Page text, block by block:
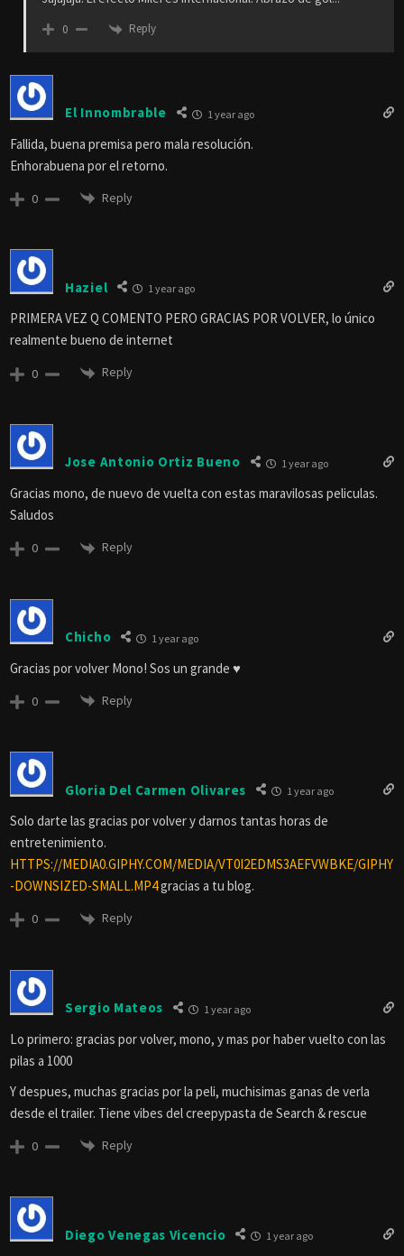
0 Reply
El Innombrable 1 year ago
Fallida, buena premisa pero mala resolución.
Enhorabuena por el retorno.
0 Reply
Haziel 1 year ago
PRIMERA VEZ Q COMENTO PERO GRACIAS POR VOLVER, lo único
realmente bueno de internet
0 Reply
Jose Antonio Ortiz Bueno 1 year ago
Gracias mono, de nuevo de vuelta con estas maravilosas peliculas.
Saludos
0 Reply
Chicho 1 year ago
Gracias por volver Mono! Sos un grande ♥
0 Reply
Gloria Del Carmen Olivares 1 year ago
Solo darte las gracias por volver y darnos tantas horas de
entretenimiento.
HTTPS://MEDIA0.GIPHY.COM/MEDIA/VT0I2EDMS3AEFVWBKE/GIPHY
-DOWNSIZED-SMALL.MP4gracias a tu blog.
0 Reply
Sergio Mateos 1 year ago
Lo primero: gracias por volver, mono, y mas por haber vuelto con las
pilas a 1000
Y despues, muchas gracias por la peli, muchisimas ganas de verla
desde el trailer. Tiene vibes del creepypasta de Search & rescue
0 Reply
Diego Venegas Vicencio 1 year ago